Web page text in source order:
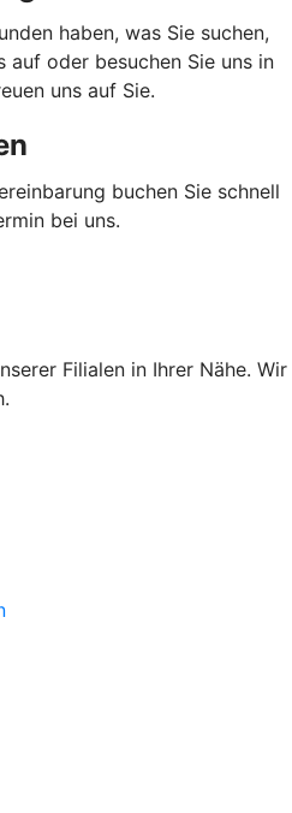
haben, was Sie suchen,
auf oder besuchen Sie uns in
uns auf Sie.
buchen Sie schnell
bei uns.
Filialen in Ihrer Nähe. Wir